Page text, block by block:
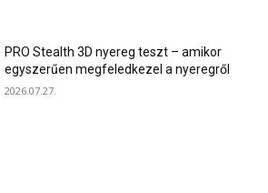
PRO Stealth 3D nyereg teszt – amikor
egyszerűen megfeledkezel a nyeregről
2026.07.27.